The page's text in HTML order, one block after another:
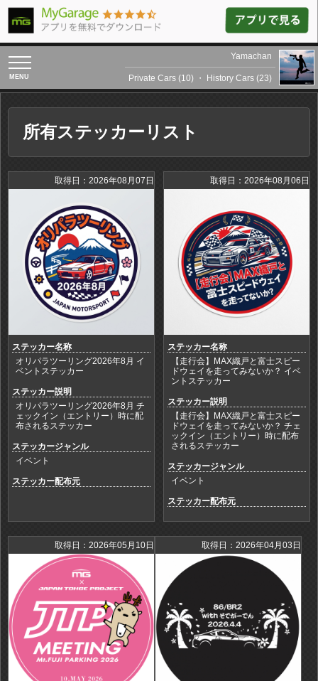
toggle
navigation
Yamachan
Private Cars (10) ・ History Cars (23)
所有ステッカーリスト
取得日：2026年08月07日
ステッカー名称
オリパラツーリング2026年8月 イ
ベントステッカー
ステッカー説明
オリパラツーリング2026年8月 チ
ェックイン（エントリー）時に配
布されるステッカー
ステッカージャンル
イベント
ステッカー配布元
取得日：2026年08月06日
ステッカー名称
【走行会】MAX織戸と富士スピー
ドウェイを走ってみないか？ イベ
ントステッカー
ステッカー説明
【走行会】MAX織戸と富士スピー
ドウェイを走ってみないか？ チェ
ックイン（エントリー）時に配布
されるステッカー
ステッカージャンル
イベント
ステッカー配布元
取得日：2026年05月10日 取得日：2026年04月03日